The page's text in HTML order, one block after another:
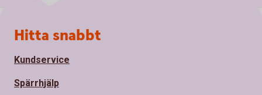
Sidfot
Hitta snabbt
Kundservice
Spärrhjälp